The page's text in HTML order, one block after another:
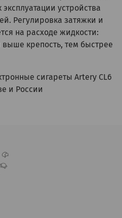
устройства
Регулировка затяжки и
на расходе жидкости:
крепость, тем быстрее
сигареты Artery CL6
и России